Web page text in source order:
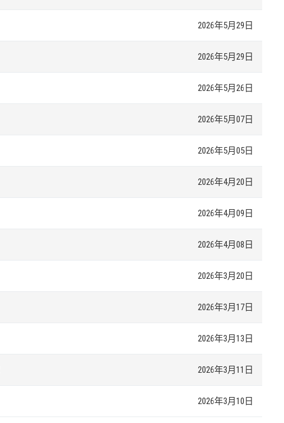
2026年5月29日
2026年5月29日
2026年5月26日
2026年5月07日
2026年5月05日
2026年4月20日
2026年4月09日
2026年4月08日
2026年3月20日
2026年3月17日
2026年3月13日
2026年3月11日
2026年3月10日